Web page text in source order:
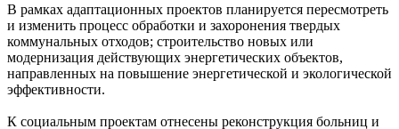
В рамках адаптационных проектов планируется пересмотреть
и изменить процесс обработки и захоронения твердых
коммунальных отходов; строительство новых или
модернизация действующих энергетических объектов,
направленных на повышение энергетической и экологической
эффективности.
К социальным проектам отнесены реконструкция больниц и